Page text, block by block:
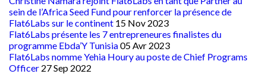
sein de l’Africa Seed Fund pour renforcer la présence de
Flat6Labs sur le continent 15 Nov 2023
Flat6Labs présente les 7 entrepreneures finalistes du
programme Ebda’Y Tunisia05 Avr 2023
Flat6Labs nomme Yehia Houry au poste de Chief Programs
Officer 27 Sep 2022